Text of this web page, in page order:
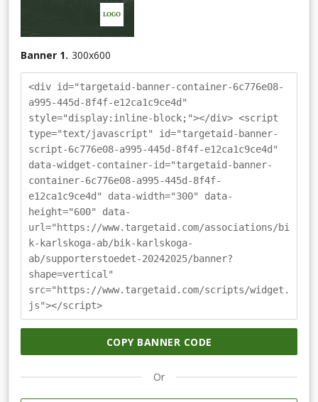
Banner 1. 300x600
<div id="targetaid-banner-container-6c776e08-
a995-445d-8f4f-e12ca1c9ce4d"
style="display:inline-block;"></div> <script
type="text/javascript" id="targetaid-banner-
script-6c776e08-a995-445d-8f4f-e12ca1c9ce4d"
data-widget-container-id="targetaid-banner-
container-6c776e08-a995-445d-8f4f-
e12ca1c9ce4d" data-width="300" data-
height="600" data-
url="https://www.targetaid.com/associations/bi
k-karlskoga-ab/bik-karlskoga-
ab/supporterstoedet-20242025/banner?
shape=vertical"
src="https://www.targetaid.com/scripts/widget.
js"></script>
COPY BANNER CODE
Or